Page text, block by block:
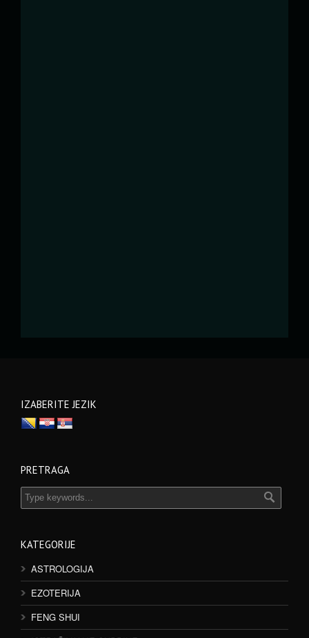
IZABERITE JEZIK
PRETRAGA
KATEGORIJE
ASTROLOGIJA
EZOTERIJA
FENG SHUI